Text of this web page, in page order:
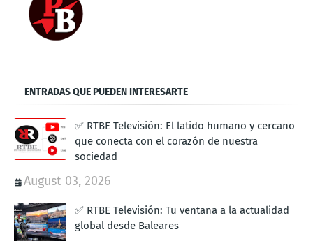
ENTRADAS QUE PUEDEN INTERESARTE
✅ RTBE Televisión: El latido humano y cercano
que conecta con el corazón de nuestra
sociedad
August 03, 2026
✅ RTBE Televisión: Tu ventana a la actualidad
global desde Baleares